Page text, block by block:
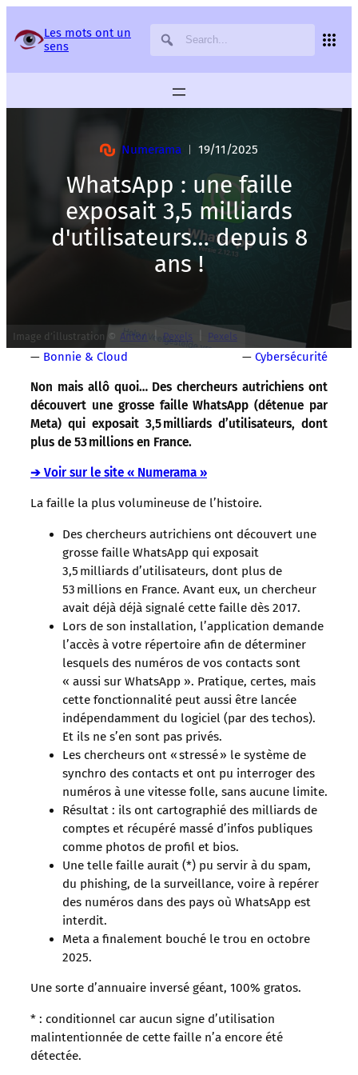
Les mots ont un
sens
Numerama 19/11/2025
WhatsApp : une faille
exposait 3,5 milliards
d'utilisateurs… depuis 8
ans !
Image d’illustration © Anton Pexels Pexels
— Bonnie & Cloud — Cybersécurité
Non mais allô quoi… Des chercheurs autrichiens ont
découvert une grosse faille WhatsApp (détenue par
Meta) qui exposait 3,5 milliards d’utilisateurs, dont
plus de 53 millions en France.
➔ Voir sur le site « Numerama »
La faille la plus volumineuse de l’histoire.
Des chercheurs autrichiens ont découvert une
grosse faille WhatsApp qui exposait
3,5 milliards d’utilisateurs, dont plus de
53 millions en France. Avant eux, un chercheur
avait déjà déjà signalé cette faille dès 2017.
Lors de son installation, l’application demande
l’accès à votre répertoire afin de déterminer
lesquels des numéros de vos contacts sont
« aussi sur WhatsApp ». Pratique, certes, mais
cette fonctionnalité peut aussi être lancée
indépendamment du logiciel (par des techos). ​
Et ils ne s’en sont pas privés.
Les chercheurs ont « stressé » le système de
synchro des contacts et ont pu interroger des
numéros à une vitesse folle, sans aucune limite.
Résultat : ils ont cartographié des milliards de
comptes et récupéré massé d’infos publiques
comme photos de profil et bios.
Une telle faille aurait (*) pu servir à du spam,
du phishing, de la surveillance, voire à repérer
des numéros dans des pays où WhatsApp est
interdit.
Meta a finalement bouché le trou en octobre
2025.
Une sorte d’annuaire inversé géant, 100% gratos.
* : conditionnel car aucun signe d’utilisation
malintentionnée de cette faille n’a encore été
détectée.
Panneau de gestion des services